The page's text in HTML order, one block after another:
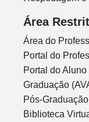
Área
Área do
Portal do
Portal do Aluno
Graduação
Pós-
Biblioteca